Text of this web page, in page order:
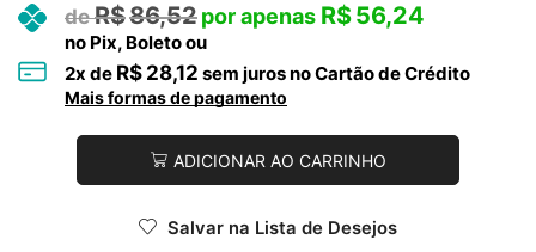
R$86,52 R$56,24
no Pix, Boleto ou
2x de R$ 28,12 sem juros no Cartão de Crédito
Mais formas de pagamento
ADICIONAR AO CARRINHO
Salvar na Lista de Desejos